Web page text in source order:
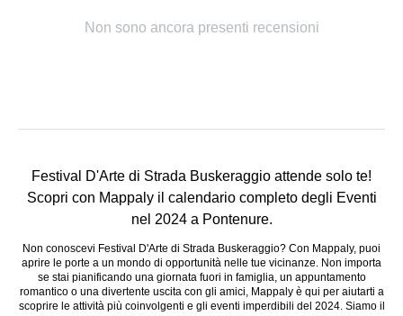
Non sono ancora presenti recensioni
Festival D'Arte di Strada Buskeraggio attende solo te!
Scopri con Mappaly il calendario completo degli Eventi
nel 2024 a Pontenure.
Non conoscevi Festival D'Arte di Strada Buskeraggio? Con Mappaly, puoi
aprire le porte a un mondo di opportunità nelle tue vicinanze. Non importa
se stai pianificando una giornata fuori in famiglia, un appuntamento
romantico o una divertente uscita con gli amici, Mappaly è qui per aiutarti a
scoprire le attività più coinvolgenti e gli eventi imperdibili del 2024. Siamo il